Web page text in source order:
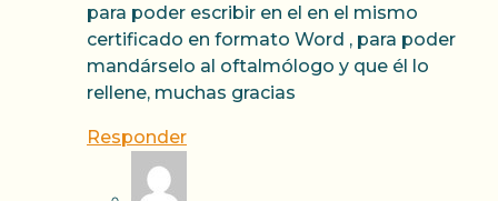
para poder escribir en el en el mismo
certificado en formato Word , para poder
mandárselo al oftalmólogo y que él lo
rellene, muchas gracias
Responder